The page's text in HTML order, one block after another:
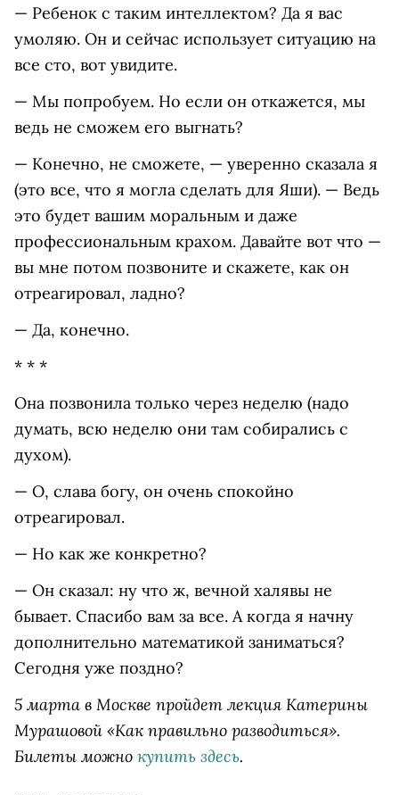
— Ребенок с таким интеллектом? Да я вас
умоляю. Он и сейчас использует ситуацию на
все сто, вот увидите.
— Мы попробуем. Но если он откажется, мы
ведь не сможем его выгнать?
— Конечно, не сможете, — уверенно сказала я
(это все, что я могла сделать для Яши). — Ведь
это будет вашим моральным и даже
профессиональным крахом. Давайте вот что —
вы мне потом позвоните и скажете, как он
отреагировал, ладно?
— Да, конечно.
* * *
Она позвонила только через неделю (надо
думать, всю неделю они там собирались с
духом).
— О, слава богу, он очень спокойно
отреагировал.
— Но как же конкретно?
— Он сказал: ну что ж, вечной халявы не
бывает. Спасибо вам за все. А когда я начну
дополнительно математикой заниматься?
Сегодня уже поздно?
5 марта в Москве пройдет лекция Катерины
Мурашовой «Как правильно разводиться».
Билеты можно купить здесь.